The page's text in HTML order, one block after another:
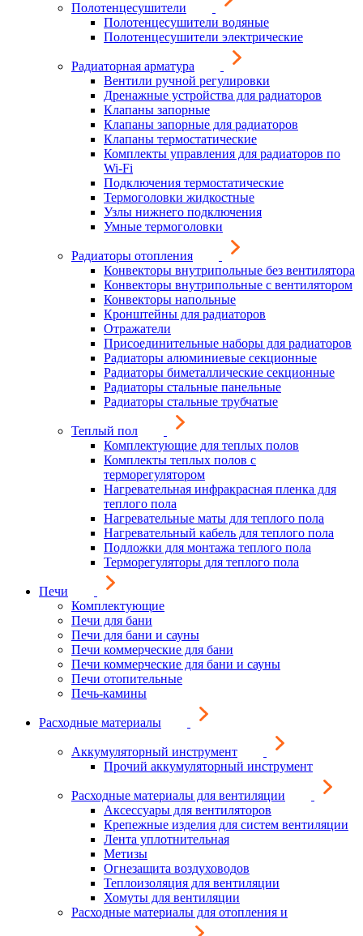
Полотенцесушители
Полотенцесушители водяные
Полотенцесушители электрические
Радиаторная арматура
Вентили ручной регулировки
Дренажные устройства для радиаторов
Клапаны запорные
Клапаны запорные для радиаторов
Клапаны термостатические
Комплекты управления для радиаторов по
Wi-Fi
Подключения термостатические
Термоголовки жидкостные
Узлы нижнего подключения
Умные термоголовки
Радиаторы отопления
Конвекторы внутрипольные без вентилятора
Конвекторы внутрипольные с вентилятором
Конвекторы напольные
Кронштейны для радиаторов
Отражатели
Присоединительные наборы для радиаторов
Радиаторы алюминиевые секционные
Радиаторы биметаллические секционные
Радиаторы стальные панельные
Радиаторы стальные трубчатые
Теплый пол
Комплектующие для теплых полов
Комплекты теплых полов с
терморегулятором
Нагревательная инфракрасная пленка для
теплого пола
Нагревательные маты для теплого пола
Нагревательный кабель для теплого пола
Подложки для монтажа теплого пола
Терморегуляторы для теплого пола
Печи
Комплектующие
Печи для бани
Печи для бани и сауны
Печи коммерческие для бани
Печи коммерческие для бани и сауны
Печи отопительные
Печь-камины
Расходные материалы
Аккумуляторный инструмент
Прочий аккумуляторный инструмент
Расходные материалы для вентиляции
Аксессуары для вентиляторов
Крепежные изделия для систем вентиляции
Лента уплотнительная
Метизы
Огнезащита воздуховодов
Теплоизоляция для вентиляции
Хомуты для вентиляции
Расходные материалы для отопления и